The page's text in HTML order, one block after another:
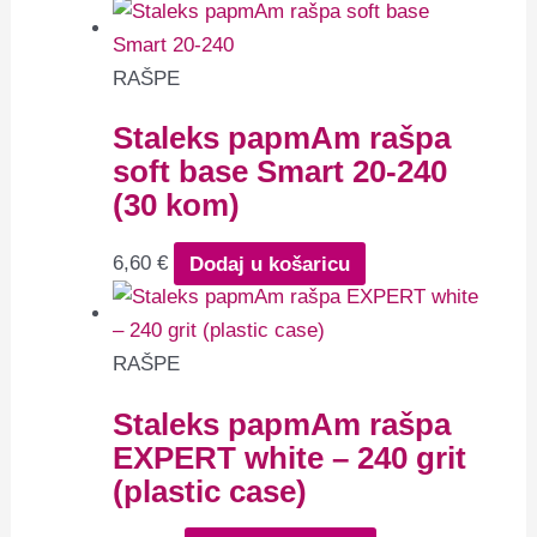
RAŠPE
Staleks papmAm rašpa
soft base Smart 20-240
(30 kom)
6,60€ Dodaj u košaricu
RAŠPE
Staleks papmAm rašpa
EXPERT white – 240 grit
(plastic case)